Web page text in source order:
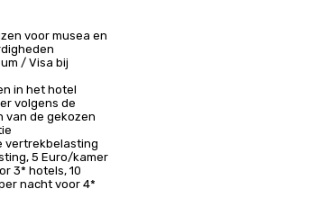
voor musea en
/ Visa bij
in het hotel
volgens de
van de gekozen
vertrekbelasting
5 Euro/kamer
3* hotels, 10
nacht voor 4*